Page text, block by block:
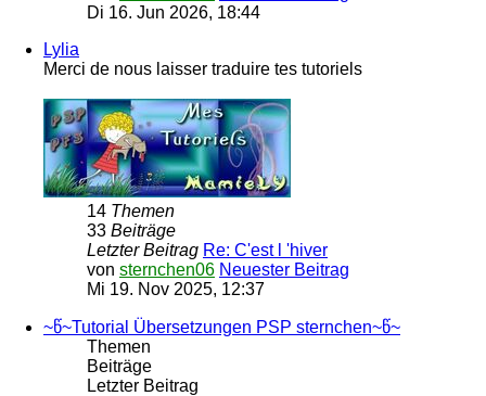
Di 16. Jun 2026, 18:44
Lylia
Merci de nous laisser traduire tes tutoriels
14 Themen
33 Beiträge
Letzter Beitrag Re: C'est l 'hiver
von sternchen06 Neuester Beitrag
Mi 19. Nov 2025, 12:37
~წ~Tutorial Übersetzungen PSP sternchen~წ~
Themen
Beiträge
Letzter Beitrag